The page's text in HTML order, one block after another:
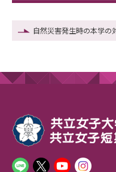
自然災害発生時の本学の